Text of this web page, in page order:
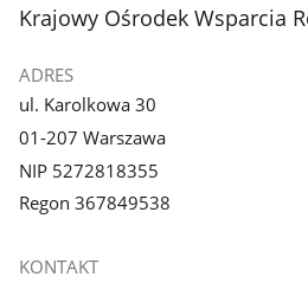
stopka
Krajowy Ośrodek Wsparcia
ADRES
ul. Karolkowa 30
01-207 Warszawa
NIP 5272818355
Regon 367849538
KONTAKT